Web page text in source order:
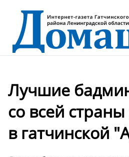
Лучшие
со всей
в гатчинской